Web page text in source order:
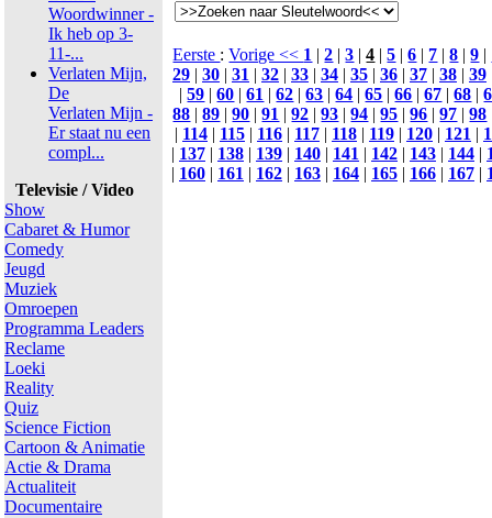
Woordwinner -
Ik heb op 3-
11-...
Verlaten Mijn,
De
Verlaten Mijn -
Er staat nu een
compl...
Televisie / Video
Show
Cabaret & Humor
Comedy
Jeugd
Muziek
Omroepen
Programma Leaders
Reclame
Loeki
Reality
Quiz
Science Fiction
Cartoon & Animatie
Actie & Drama
Actualiteit
Documentaire
Eerste :Vorige << 1 |2 |3 |4 |5 |6 | 7 |8 |9 |
29 | 30 | 31 | 32 | 33 | 34 | 35 | 36 | 37 | 38 | 39
|59 |60 |61 |62 |63 |64 |65 |66 |67 |68 |
88 |89 |90 |91 |92 |93 |94 |95 |96 |97 |98
| 114 | 115 | 116 | 117 | 118 | 119 | 120 | 121 |
| 137 | 138 | 139 | 140 | 141 | 142 | 143 | 144 |
| 160 | 161 | 162 | 163 | 164 | 165 | 166 | 167 |